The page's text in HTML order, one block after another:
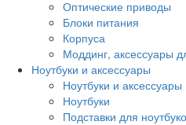
Оптические приводы
Блоки питания
Корпуса
Моддинг, аксессуары
Ноутбуки и аксессуары
Ноутбуки и аксессуары
Ноутбуки
Подставки для